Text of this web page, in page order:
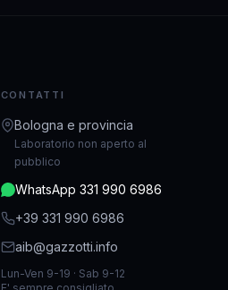
CONTATTI
Bologna e provincia
Laboratorio non aperto al
pubblico
WhatsApp 331 990 6986
+39 331 990 6986
aib@gazzotti.info
Lun-Ven 9-19 · Sab 9-12